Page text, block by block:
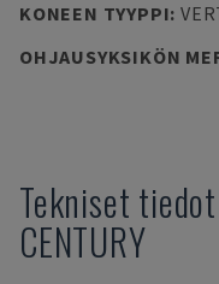
KONEEN TYYPPI:
OHJAUSYKSIKÖN
Tekniset tiedot
CENTURY